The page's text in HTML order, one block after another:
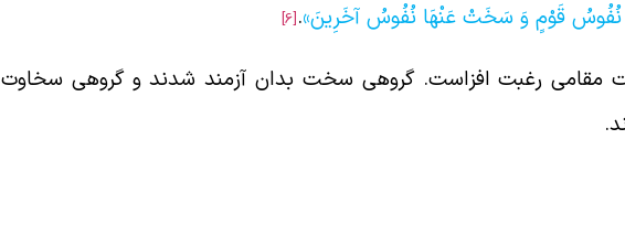
نُفُوسُ قَوْمٍ وَ سَخَتْ عَنْهَا نُفُوسُ آخَرِينَ».
[6]
مقامی رغبت افزاست. گروهی سخت بدان آزمند شدند و گروهی سخاوت